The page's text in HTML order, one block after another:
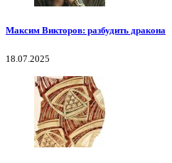
Максим Викторов: разбудить дракона
18.07.2025